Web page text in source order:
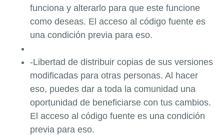
funciona y alterarlo para que este funcione
como deseas. El acceso al código fuente es
una condición previa para eso.
-Libertad de distribuir copias de sus versiones
modificadas para otras personas. Al hacer
eso, puedes dar a toda la comunidad una
oportunidad de beneficiarse con tus cambios.
El acceso al código fuente es una condición
previa para eso.